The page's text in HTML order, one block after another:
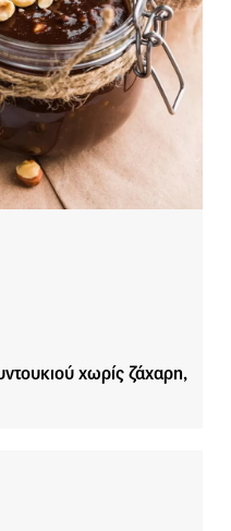
χωρίς ζάχαρη,